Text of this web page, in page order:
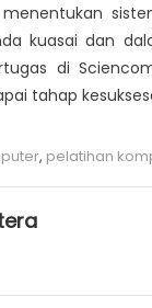
kuasai dan
di
tahap
, pelatihan